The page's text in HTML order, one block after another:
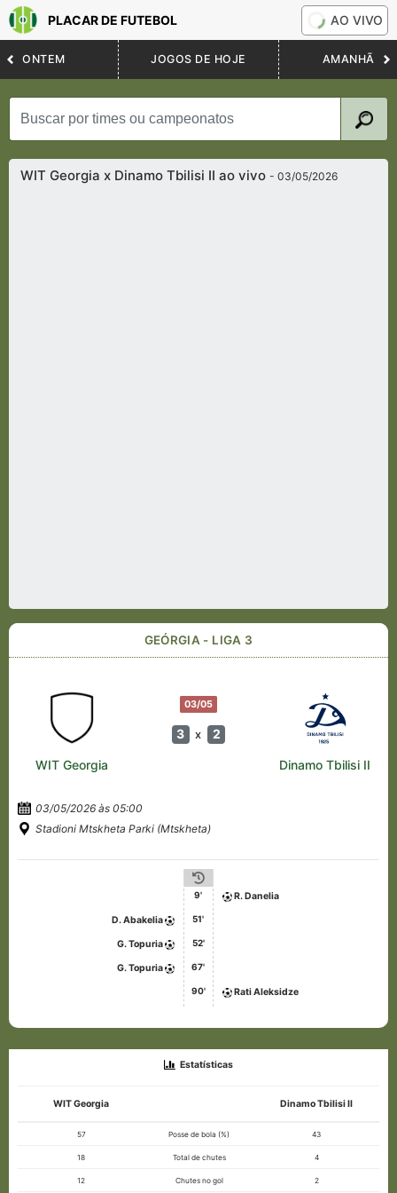
PLACAR DE FUTEBOL AO VIVO
ONTEM JOGOS DE HOJE AMANHÃ
WIT Georgia x Dinamo Tbilisi II ao vivo- 03/05/2026
GEÓRGIA - LIGA 3
03/05
3 x 2
WIT Georgia Dinamo Tbilisi II
03/05/2026 às 05:00
Stadioni Mtskheta Parki (Mtskheta)
9' R. Danelia
D. Abakelia 51'
G. Topuria 52'
G. Topuria 67'
90' Rati Aleksidze
Estatísticas
WIT Georgia Dinamo Tbilisi II
57 Posse de bola (%) 43
18 Total de chutes 4
12 Chutes no gol 2